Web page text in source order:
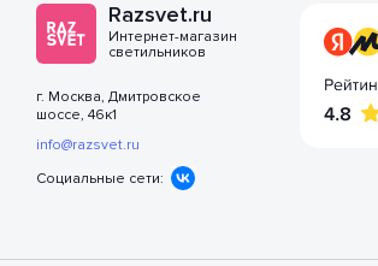
Razsvet.ru
Интернет-магазин
светильников
г. Москва, Дмитровское
шоссе, 46к1
info@razsvet.ru
Социальные сети: